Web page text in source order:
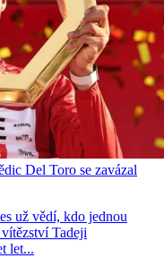
Del Toro se zavázal
už vědí, kdo jednou
Tadeji
let...